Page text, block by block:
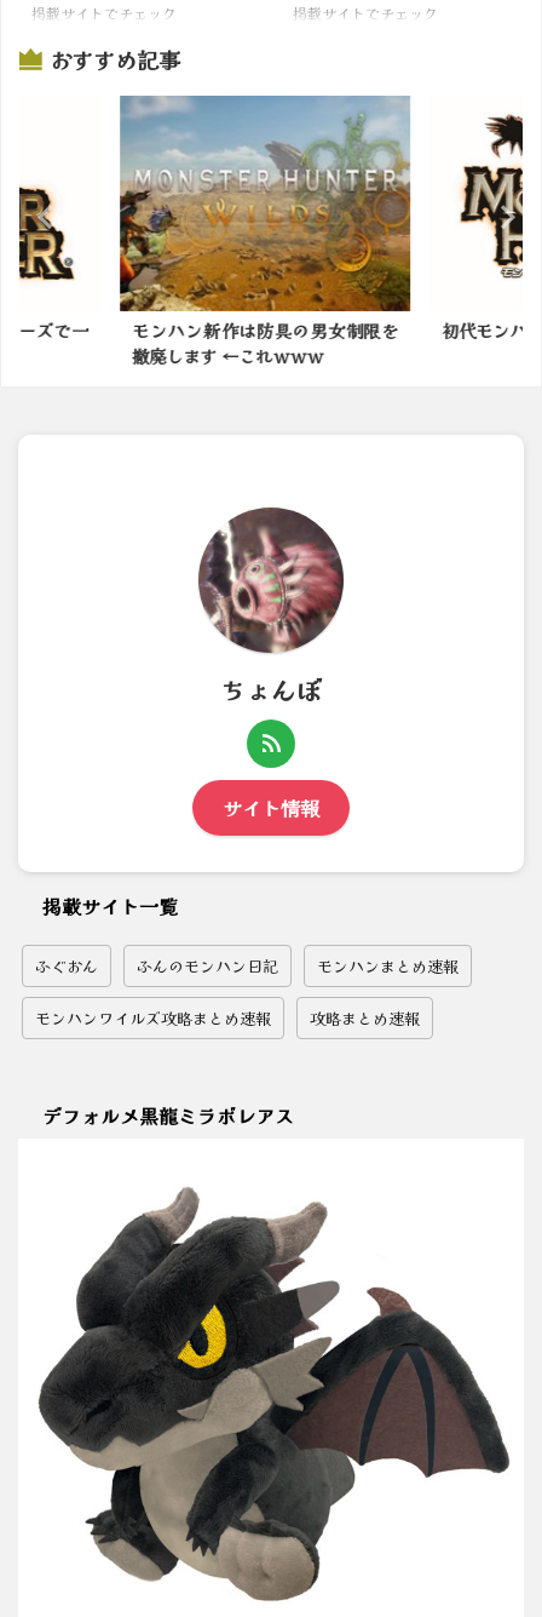
掲載サイトでチェック 掲載サイトでチェック
おすすめ記事
女制限を
初代モンハンってキツかったよな
モンハン
ちょんぼ
サイト情報
掲載サイト一覧
ふぐおん ふんのモンハン日記 モンハンまとめ速報
モンハンワイルズ攻略まとめ速報 攻略まとめ速報
デフォルメ黒龍ミラボレアス